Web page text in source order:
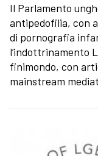
Il Parlamento
antipedofilia, con
di pornografia
l’indottrinamento
finimondo, con
mainstream